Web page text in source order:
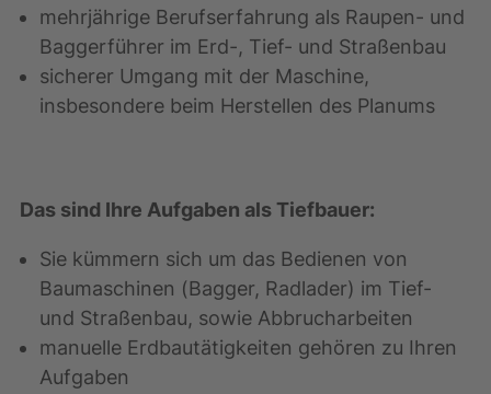
mehrjährige Berufserfahrung als Raupen- und
Baggerführer im Erd-, Tief- und Straßenbau
sicherer Umgang mit der Maschine,
insbesondere beim Herstellen des Planums
Das sind Ihre Aufgaben als Tiefbauer:
Sie kümmern sich um das Bedienen von
Baumaschinen (Bagger, Radlader) im Tief-
und Straßenbau, sowie Abbrucharbeiten
manuelle Erdbautätigkeiten gehören zu Ihren
Aufgaben